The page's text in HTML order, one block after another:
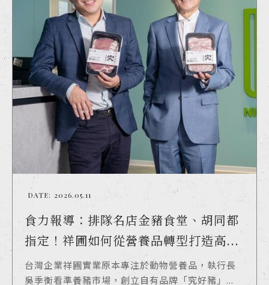
DATE: 2026.05.11
食力報導：排隊名店金豬食堂、胡同都
指定！祥圃如何從營養品轉型打造高...
台灣企業祥圃實業原本專注於動物營養品，執行長
吳季衡看準養豬市場，創立自有品牌「究好豬」...